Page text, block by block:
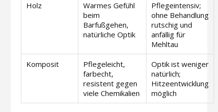
Holz
Warmes Gefühl
beim
Barfußgehen,
natürliche Optik
Pflegeintensiv;
ohne Behandlung
rutschig und
anfällig für
Mehltau
Komposit
Pflegeleicht,
farbecht,
resistent gegen
viele Chemikalien
Optik ist weniger
natürlich;
Hitzeentwicklung
möglich